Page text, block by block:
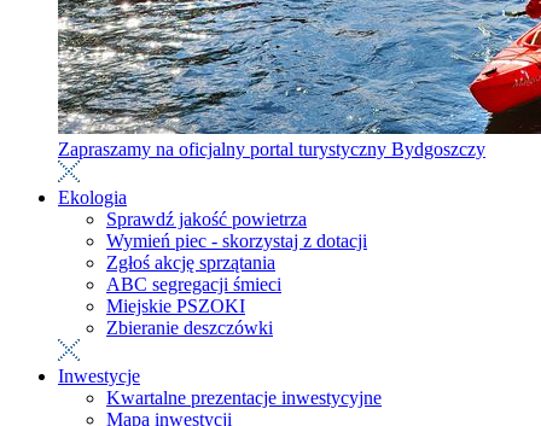
Zapraszamy na oficjalny portal turystyczny Bydgoszczy
Ekologia
Sprawdź jakość powietrza
Wymień piec - skorzystaj z dotacji
Zgłoś akcję sprzątania
ABC segregacji śmieci
Miejskie PSZOKI
Zbieranie deszczówki
Inwestycje
Kwartalne prezentacje inwestycyjne
Mapa inwestycji